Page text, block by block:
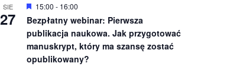
o
n
e
SIE
27
W
r
ó
ż
n
i
15:00 - 16:00
Bezpłatny webinar: Pierwsza
publikacja naukowa. Jak przygotować
manuskrypt, który ma szansę zostać
opublikowany?